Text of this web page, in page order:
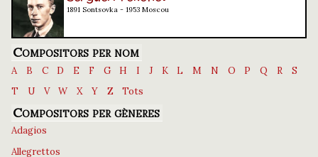
1891 Sontsovka - 1953 Moscou
Compositors per nom
A B C D E F G H I J K L M N O P Q R
S
T
U V W X Y Z Tots
Compositors per gèneres
Adagios
Allegrettos